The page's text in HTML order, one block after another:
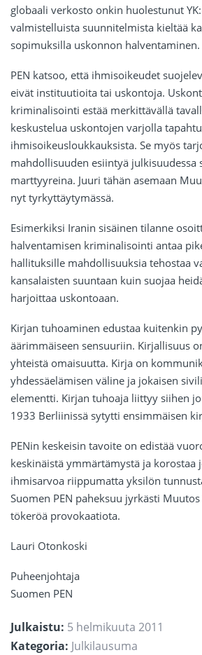
globaali verkosto onkin huolestunut
valmistelluista suunnitelmista kieltää
sopimuksilla uskonnon halventaminen.
PEN katsoo, että ihmisoikeudet
eivät instituutioita tai uskontoja.
kriminalisointi estää merkittävällä
keskustelua uskontojen varjolla
ihmisoikeusloukkauksista. Se myös
mahdollisuuden esiintyä julkisuudessa
marttyyreina. Juuri tähän asemaan
nyt tyrkyttäytymässä.
Esimerkiksi Iranin sisäinen tilanne
halventamisen kriminalisointi antaa
hallituksille mahdollisuuksia tehostaa
kansalaisten suuntaan kuin suojaa
harjoittaa uskontoaan.
Kirjan tuhoaminen edustaa kuitenkin
äärimmäiseen sensuuriin. Kirjallisuus
yhteistä omaisuutta. Kirja on
yhdessäelämisen väline ja jokaisen
elementti. Kirjan tuhoaja liittyy siihen
1933 Berliinissä sytytti ensimmäisen
PENin keskeisin tavoite on edistää
keskinäistä ymmärtämystä ja korostaa
ihmisarvoa riippumatta yksilön
Suomen PEN paheksuu jyrkästi
tökeröä provokaatiota.
Lauri Otonkoski
Puheenjohtaja
Suomen PEN
Julkaistu: 5 helmikuuta 2011
Kategoria: Julkilausuma